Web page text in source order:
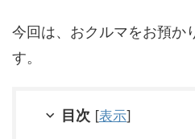
今回は、おクルマをお預か
す。
目次 [表示]